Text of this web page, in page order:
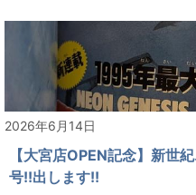
2026年6月14日
【大宮店OPEN記念】新世
号!!出します!!